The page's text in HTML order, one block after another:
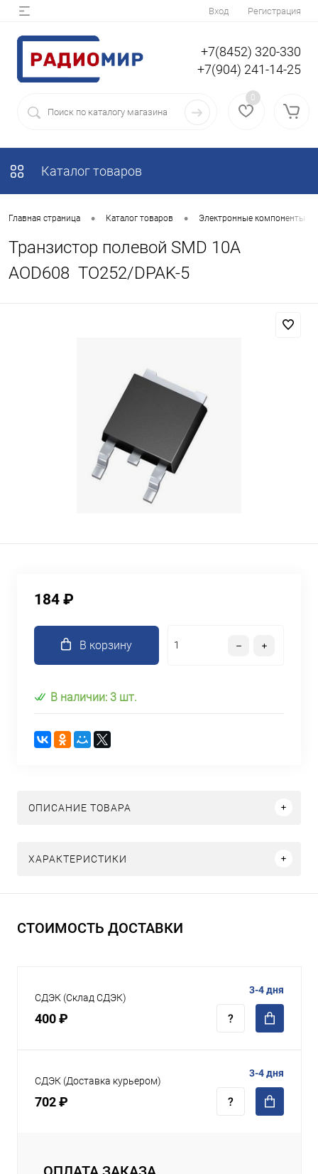
Вход Регистрация
+7(8452) 320-330
+7(904) 241-14-25
0
Каталог товаров
Главная страница • Каталог товаров • Электронные компоненты
Транзистор полевой SMD 10A
AOD608 TO252/DPAK-5
184 ₽
В корзину
В наличии: 3 шт.
ОПИСАНИЕ ТОВАРА
ХАРАКТЕРИСТИКИ
СТОИМОСТЬ ДОСТАВКИ
СДЭК (Склад СДЭК)
400 ₽
3-4 дня
СДЭК (Доставка курьером)
702 ₽
3-4 дня